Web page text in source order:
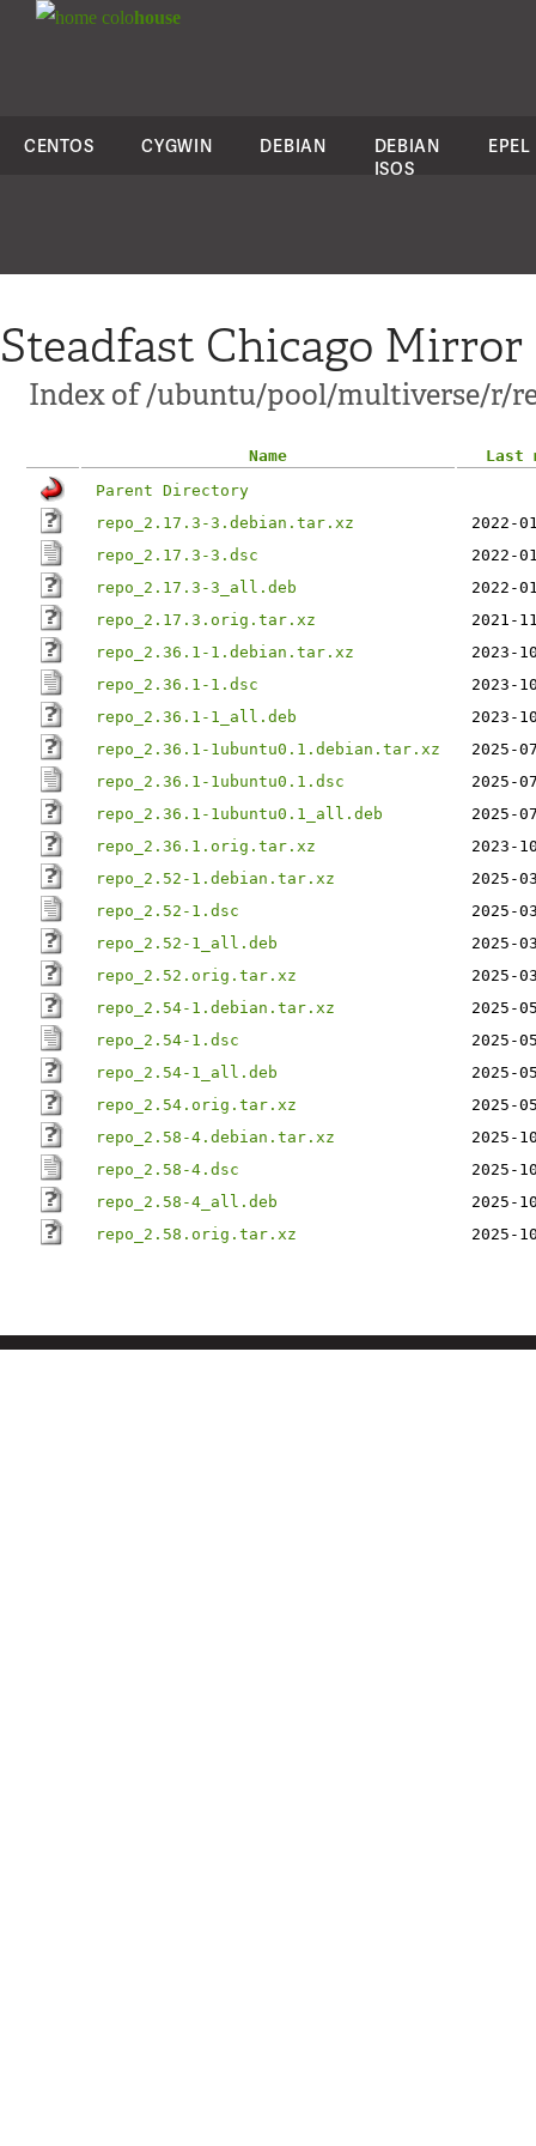
colohouse
CENTOS CYGWIN DEBIAN
DEBIAN
ISOS
EPEL
Steadfast Chicago Mirror
Index of /ubuntu/pool/multiverse/r/
Name
Last
Parent Directory
repo_2.17.3-3.debian.tar.xz
2022-
repo_2.17.3-3.dsc
2022-
repo_2.17.3-3_all.deb
2022-
repo_2.17.3.orig.tar.xz
2021-
repo_2.36.1-1.debian.tar.xz
2023-
repo_2.36.1-1.dsc
2023-
repo_2.36.1-1_all.deb
2023-
repo_2.36.1-1ubuntu0.1.debian.tar.xz
2025-
repo_2.36.1-1ubuntu0.1.dsc
2025-
repo_2.36.1-1ubuntu0.1_all.deb
2025-
repo_2.36.1.orig.tar.xz
2023-
repo_2.52-1.debian.tar.xz
2025-
repo_2.52-1.dsc
2025-
repo_2.52-1_all.deb
2025-
repo_2.52.orig.tar.xz
2025-
repo_2.54-1.debian.tar.xz
2025-
repo_2.54-1.dsc
2025-
repo_2.54-1_all.deb
2025-
repo_2.54.orig.tar.xz
2025-
repo_2.58-4.debian.tar.xz
2025-
repo_2.58-4.dsc
2025-
repo_2.58-4_all.deb
2025-
repo_2.58.orig.tar.xz
2025-